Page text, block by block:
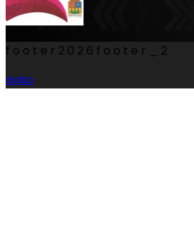
footer 2026 footer_2
aviso